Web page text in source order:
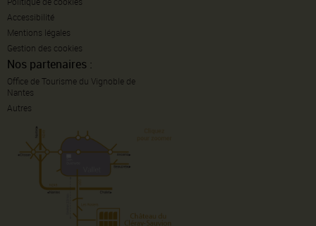
Accessibilité
Mentions légales
Gestion des cookies
Nos partenaires :
Office de Tourisme du Vignoble de
Nantes
Autres